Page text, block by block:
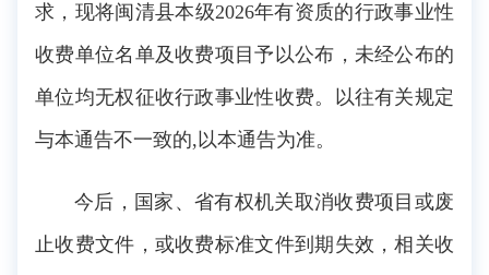
求，现将闽清县本级2026年有资质的行政事业性
收费单位名单及收费项目予以公布，未经公布的
单位均无权征收行政事业性收费。以往有关规定
与本通告不一致的,以本通告为准。
今后，国家、省有权机关取消收费项目或废
止收费文件，或收费标准文件到期失效，相关收